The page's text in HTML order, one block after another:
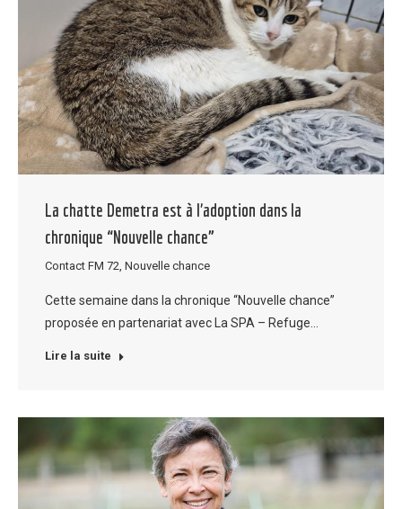
La chatte Demetra est à l’adoption dans la
chronique “Nouvelle chance”
Contact FM 72 Nouvelle chance
Cette semaine dans la chronique “Nouvelle chance”
proposée en partenariat avec La SPA – Refuge…
Lire la suite